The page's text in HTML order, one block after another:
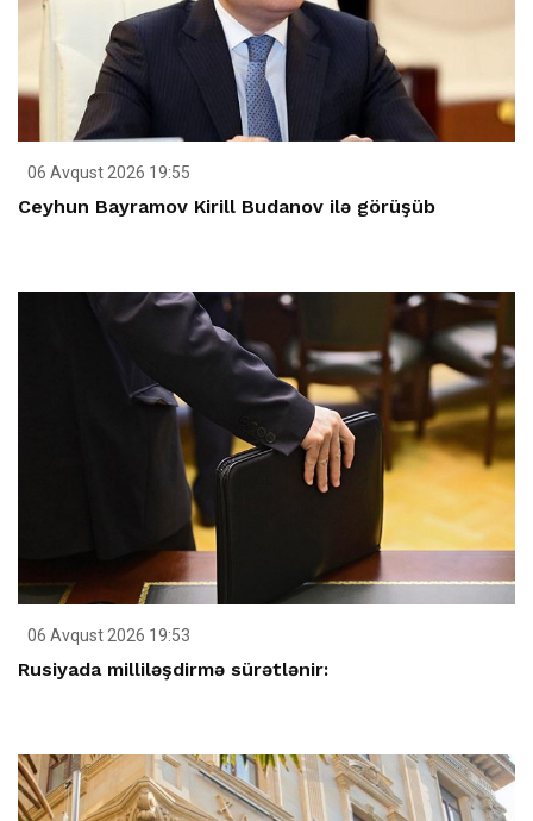
06 Avqust 2026 19:55
Ceyhun Bayramov Kirill Budanov ilə görüşüb
06 Avqust 2026 19:53
Rusiyada milliləşdirmə sürətlənir: